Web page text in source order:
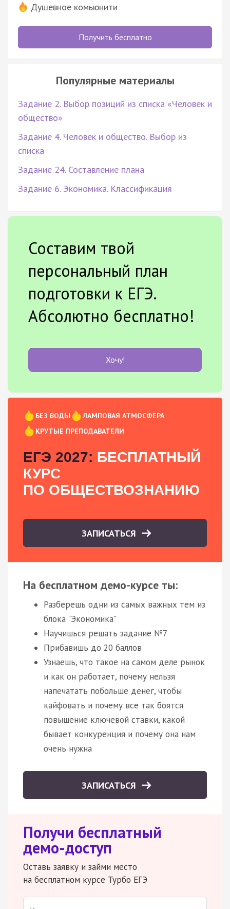
Душевное комьюнити
Получить бесплатно
Популярные материалы
Задание 2. Выбор позиций из списка «Человек и
общество»
Задание 4. Человек и общество. Выбор из
списка
Задание 24. Составление плана
Задание 6. Экономика. Классификация
Составим твой
персональный план
подготовки к ЕГЭ.
Абсолютно бесплатно!
Хочу!
БЕЗ ВОДЫ
ЛАМПОВАЯ АТМОСФЕРА
КРУТЫЕ ПРЕПОДАВАТЕЛИ
ЕГЭ 2027: БЕСПЛАТНЫЙ
КУРС
ПО ОБЩЕСТВОЗНАНИЮ
ЗАПИСАТЬСЯ
На бесплатном демо-курсе ты:
Разберешь одни из самых важных тем из
блока "Экономика"
Научишься решать задание №7
Прибавишь до 20 баллов
Узнаешь, что такое на самом деле рынок
и как он работает, почему нельзя
напечатать побольше денег, чтобы
кайфовать и почему все так боятся
повышение ключевой ставки, какой
бывает конкуренция и почему она нам
очень нужна
ЗАПИСАТЬСЯ
Получи бесплатный
демо-доступ
Оставь заявку и займи место
на бесплатном курсе Турбо ЕГЭ